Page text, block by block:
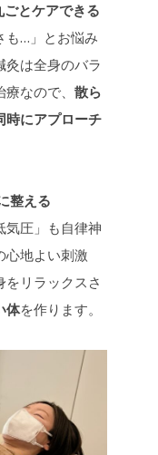
とケアできる
も…」とお悩み
灸は全身のバラ
なので、 散ら
時にアプローチ
整える
気圧」も自律神
心地よい刺激
リラックスさ
体を作ります。